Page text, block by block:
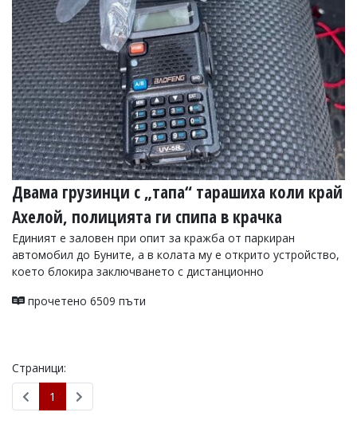
УКРАЙНА
СПОРТ
РАЗСЛЕДВАНЕ
БИЗНЕС
ЮГ
Управители:
Веселин
Василев,
email:
v.vasilev@flagman.bg
Катя
еmail:k.kassabova@flagman.bg
Главен
Иван
Коментарите
под
статиите
Двама грузинци с „тапа“ тарашиха коли край
Ахелой, полицията ги спипа в крачка
Единият е заловен при опит за кражба от паркиран
автомобил до Буните, а в колата му е открито устройство,
което блокира заключването с дистанционно
прочетено 6509 пъти
Страници:
1